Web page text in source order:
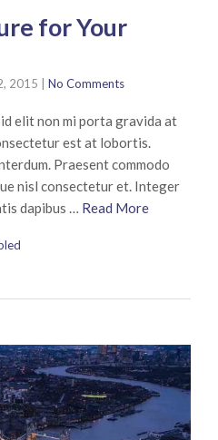
for Your
2015 No Comments
elit non mi porta gravida at
est at lobortis.
Praesent commodo
nisl consectetur et. Integer
dapibus … Read More